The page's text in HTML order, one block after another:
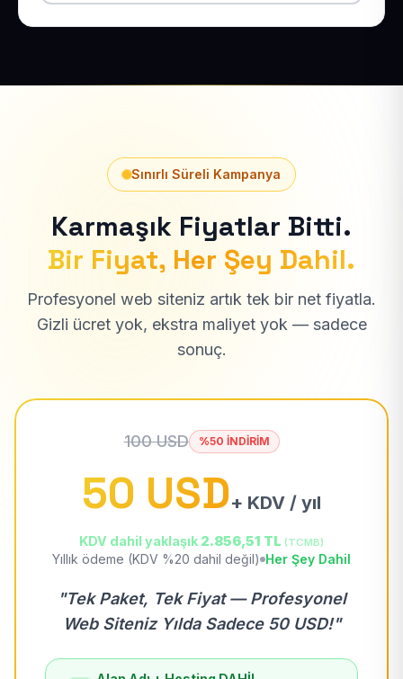
Sınırlı Süreli Kampanya
Karmaşık Fiyatlar Bitti.
Bir Fiyat, Her Şey Dahil.
Profesyonel web siteniz artık tek bir net fiyatla.
Gizli ücret yok, ekstra maliyet yok — sadece
sonuç.
100 USD %50 İNDİRİM
50 USD+ KDV / yıl
KDV dahil yaklaşık 2.856,51 TL (TCMB)
Yıllık ödeme (KDV %20 dahil değil) Her Şey Dahil
"Tek Paket, Tek Fiyat — Profesyonel
Web Siteniz Yılda Sadece 50 USD!"